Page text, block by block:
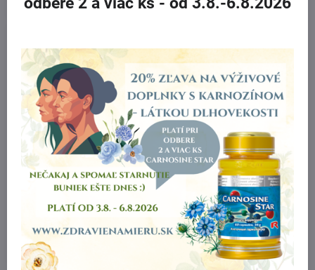
NEDOSTUPNÉ
Výživový doplnok NONI FOR
od 72 €